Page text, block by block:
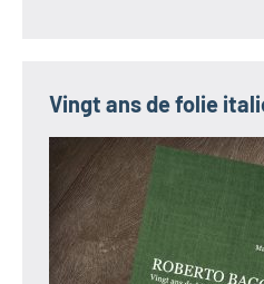
Vingt ans de folie